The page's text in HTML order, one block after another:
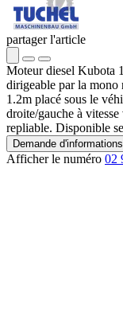
partager l'article
Moteur diesel Kubota
dirigeable par la mono
1.2m placé sous le
droite/gauche à
repliable. Disponible
Demande d'informations
Afficher le numéro 02